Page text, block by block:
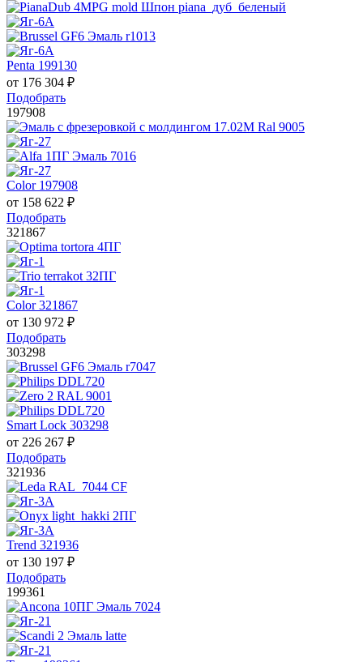
Penta 199130
от 176 304 ₽
Подобрать
197908
Color 197908
от 158 622 ₽
Подобрать
321867
Color 321867
от 130 972 ₽
Подобрать
303298
Smart Lock 303298
от 226 267 ₽
Подобрать
321936
Trend 321936
от 130 197 ₽
Подобрать
199361